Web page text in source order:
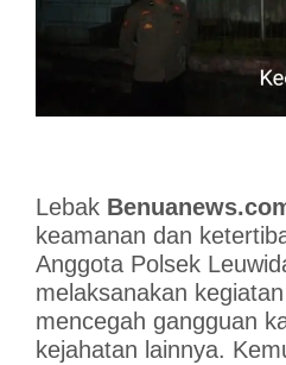
Lebak
keamanan dan
Anggota Polsek
melaksanakan
mencegah gangguan
kejahatan lainnya.